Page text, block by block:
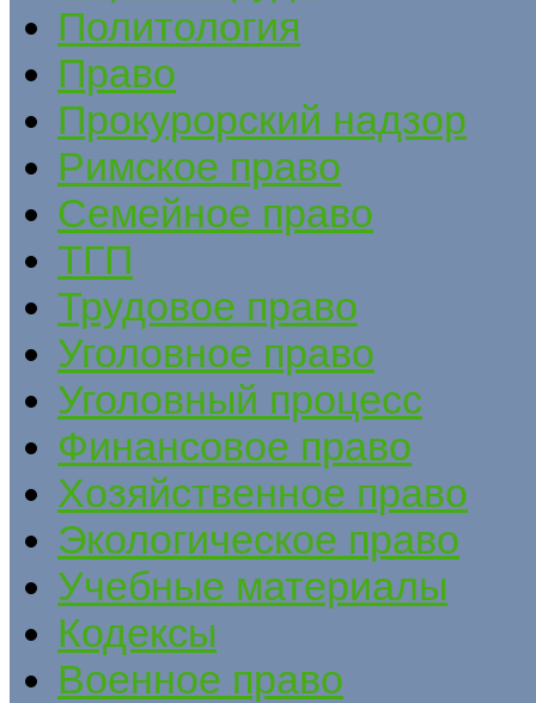
Политология
Право
Прокурорский надзор
Римское право
Семейное право
ТГП
Трудовое право
Уголовное право
Уголовный процесс
Финансовое право
Хозяйственное право
Экологическое право
Учебные материалы
Кодексы
Военное право